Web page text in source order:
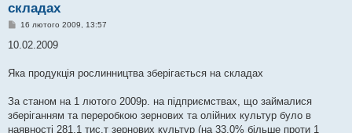
складах
П
в
о
е
н
я
16 лютого 2009, 13:57
10.02.2009
Яка продукція рослинництва зберігається на складах
За станом на 1 лютого 2009р. на підприємствах, що займалися
зберіганням та переробкою зернових та олійних культур було в
наявності 281,1 тис.т зернових культур (на 33,0% більше проти 1